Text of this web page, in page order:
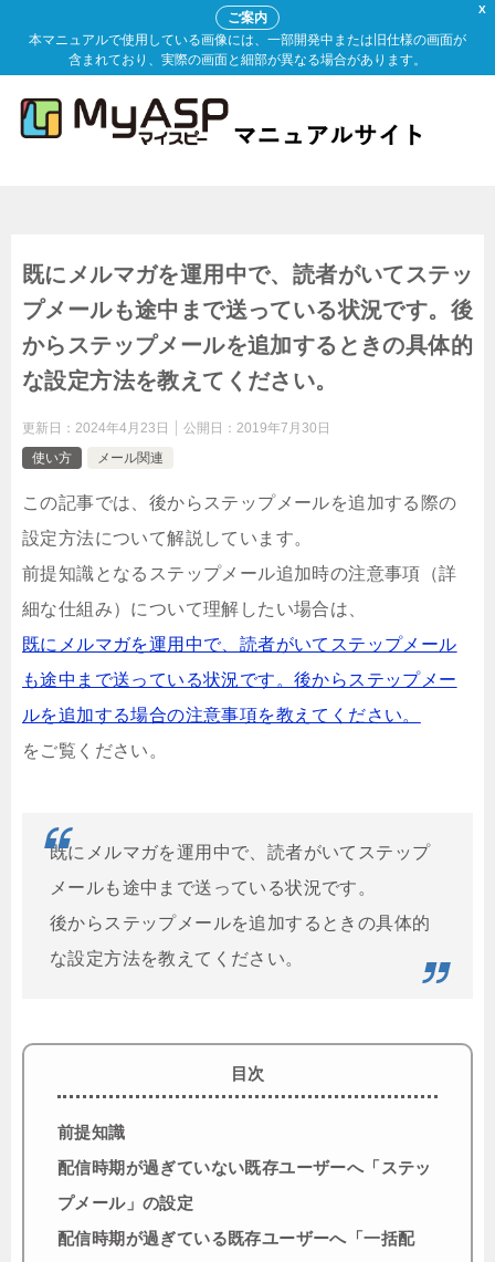
X
ご案内
本マニュアルで使用している画像には、一部開発中または旧仕様の画面が
含まれており、実際の画面と細部が異なる場合があります。
既にメルマガを運用中で、読者がいてステッ
プメールも途中まで送っている状況です。後
からステップメールを追加するときの具体的
な設定方法を教えてください。
更新日： 2024年4月23日 公開日： 2019年7月30日
使い方
メール関連
この記事では、後からステップメールを追加する際の
設定方法について解説しています。
前提知識となるステップメール追加時の注意事項（詳
細な仕組み）について理解したい場合は、
既にメルマガを運用中で、読者がいてステップメール
も途中まで送っている状況です。後からステップメー
ルを追加する場合の注意事項を教えてください。
をご覧ください。
既にメルマガを運用中で、読者がいてステップ
メールも途中まで送っている状況です。
後からステップメールを追加するときの具体的
な設定方法を教えてください。
目次
前提知識
配信時期が過ぎていない既存ユーザーへ「ステッ
プメール」の設定
配信時期が過ぎている既存ユーザーへ「一括配